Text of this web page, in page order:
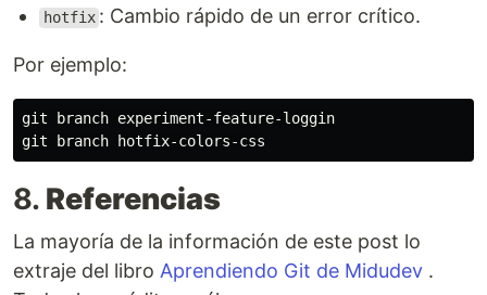
hotfix : Cambio rápido de un error crítico.
Por ejemplo:
git branch experiment-feature-loggin
8. Referencias
La mayoría de la información de este post lo
extraje del libro Aprendiendo Git de Midudev .